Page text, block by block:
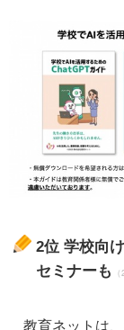
2位 学校向
セミナーも
教育ネットは、